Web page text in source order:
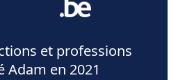
et professions
Adam en 2021